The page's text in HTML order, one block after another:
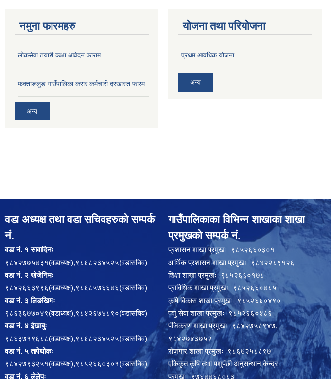
नमुना फारमहरु
लोकसेवा तयारी कक्षा आवेदन फाराम
फक्ताङलुङ गाउँपालिका करार कर्मचारी दरखास्त फारम
अन्य
योजना तथा परियोजना
प्रथम आवधिक योजना
अन्य
वडा अध्यक्ष तथा वडा सचिवहरुको सम्पर्क
नं.
वडा नं. १ सावादिनः
९८४२७७५४३१(वडाध्यक्ष),९८६८२३४५२५(वडासचिव)
वडा नं. २ खेजेनिमः
९८४२६६३९९६(वडाध्यक्ष),९८६८५७६६४६(वडासचिव)
वडा नं. ३ लिङखिमः
९८६३६७७०४९(वडाध्यक्ष),९८४२६७४८९०(वडासचिव)
वडा नं. ४ ईखाबुः
९८६३७१९६८८(वडाध्यक्ष),९८६८२३४५२५(वडासचिव)
वडा नं. ५ तापेथोकः
९८४२७९३२५१(वडाध्यक्ष),९८५२६६०३०१(वडासचिव)
वडा नं. ६ लेलेपः
गाउँपालिकाका विभिन्न शाखाका शाखा
प्रमुखको सम्पर्क नं.
प्रशासन शाखा प्रमुखः ९८५२६६०३०१
आर्थिक प्रशासन शाखा प्रमुखः ९८४२२८९१२६
शिक्षा शाखा प्रमुखः ९८५२६६०१७८
प्राविधिक शाखा प्रमुखः ९८५२६६०४८५
कृषि बिकास शाखा प्रमुखः ९८५२६६०४९०
पशु सेवा शाखा प्रमुखः ९८५२६६०४८६
पंजिकरण शाखा प्रमुखः ९८४२७५८९४७,
९८४२७४३७५२
रोजगार शाखा प्रमुखः ९८६७२५८८९७
एकिकृत कृषि तथा पशुपंछी अनुसन्धान केन्द्र
प्रमुखः ९७६४४६८०८३